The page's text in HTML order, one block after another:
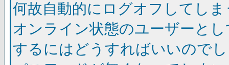
何故自動的にログオフしてし
オンライン状態のユーザーと
するにはどうすればいいので